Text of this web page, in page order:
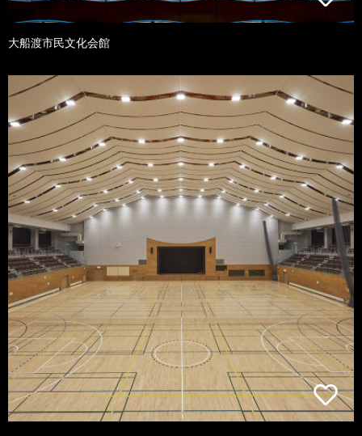
大船渡市民文化会館